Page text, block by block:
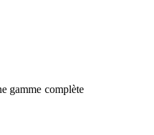
gamme complète